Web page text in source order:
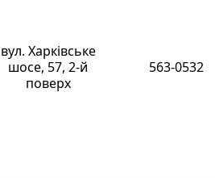
вул. Харківське
шосе, 57, 2-й
поверх
563-0532